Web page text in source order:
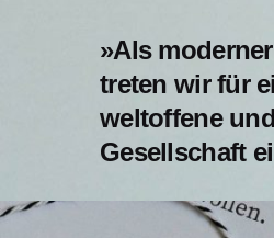
»Als
treten wir für
weltoffene
Gesellschaft